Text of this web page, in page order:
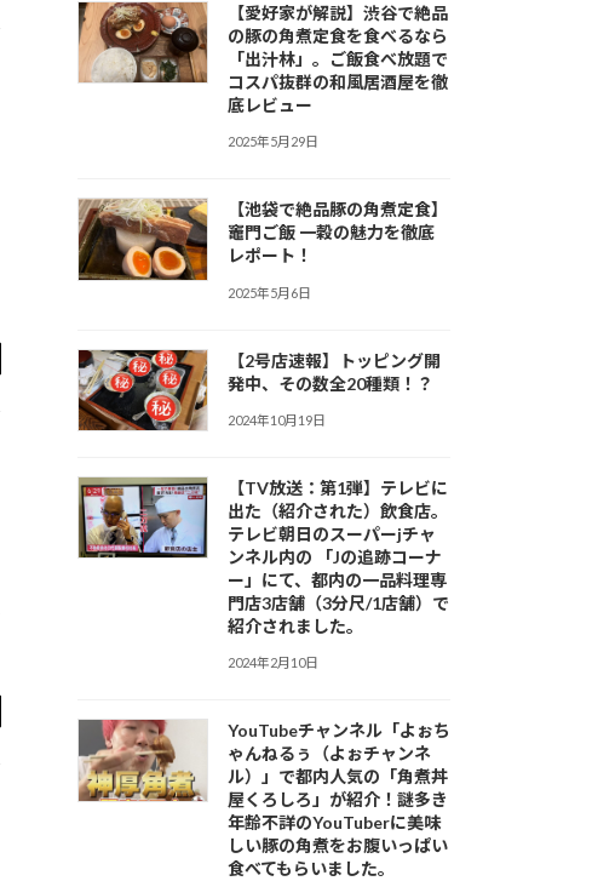
【愛好家が解説】渋谷で絶品
の豚の角煮定食を食べるなら
「出汁林」。ご飯食べ放題で
コスパ抜群の和風居酒屋を徹
底レビュー
2025年5月29日
【池袋で絶品豚の角煮定食】
竈門ご飯 一穀の魅力を徹底
レポート！
2025年5月6日
【2号店速報】トッピング開
発中、その数全20種類！？
2024年10月19日
【TV放送：第1弾】テレビに
出た（紹介された）飲食店。
テレビ朝日のスーパーjチャ
ンネル内の 「Jの追跡コーナ
ー」にて、都内の一品料理専
門店3店舗（3分尺/1店舗）で
紹介されました。
2024年2月10日
YouTubeチャンネル「よぉち
ゃんねるぅ（よぉチャンネ
ル）」で都内人気の「角煮丼
屋くろしろ」が紹介！謎多き
年齢不詳のYouTuberに美味
しい豚の角煮をお腹いっぱい
食べてもらいました。